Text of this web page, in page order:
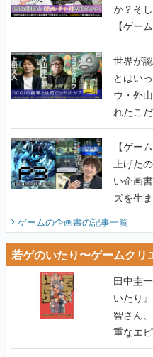
か？そ
【ゲー
世界が
とはい
ウ・外
れたこ
画書】
【ゲー
上げた
い企画
ズを生
ゲームの企画書の記事一覧
若ゲのいたり〜ゲームクリ
田中圭
いたり
智さん
重なエ